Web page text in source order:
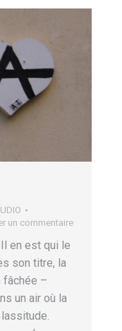
un commentaire
en est qui le
son titre, la
fâchée –
un air où la